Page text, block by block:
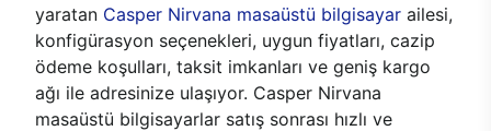
yaratan Casper Nirvana masaüstü bilgisayar ailesi,
konfigürasyon seçenekleri, uygun fiyatları, cazip
ödeme koşulları, taksit imkanları ve geniş kargo
ağı ile adresinize ulaşıyor. Casper Nirvana
masaüstü bilgisayarlar satış sonrası hızlı ve